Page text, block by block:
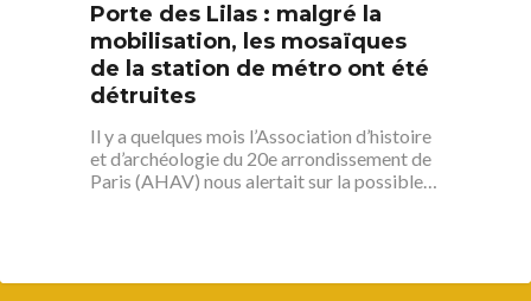
Porte des Lilas : malgré la
mobilisation, les mosaïques
de la station de métro ont été
détruites
Il y a quelques mois l’Association d’histoire
et d’archéologie du 20e arrondissement de
Paris (AHAV) nous alertait sur la possible…